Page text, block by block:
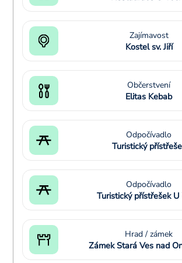
Zajímavost
Kostel sv. Jiří
Občerstvení
Elitas Kebab
Odpočívadlo
Turistický
Odpočívadlo
Turistický přístřešek U
Hrad / zámek
Zámek Stará Ves nad